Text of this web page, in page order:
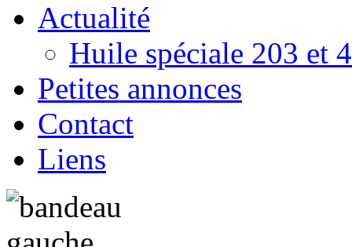
Actualité
Huile spéciale 203 et
Petites annonces
Contact
Liens